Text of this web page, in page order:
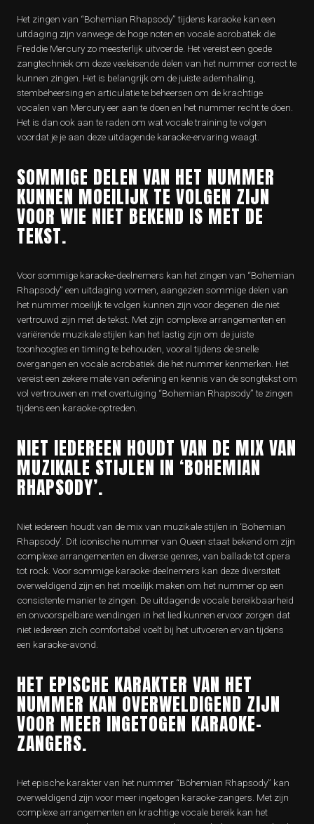
Het zingen van “Bohemian Rhapsody” tijdens karaoke kan een
uitdaging zijn vanwege de hoge noten en vocale acrobatiek die
Freddie Mercury zo meesterlijk uitvoerde. Het vereist een goede
zangtechniek om deze veeleisende delen van het nummer correct te
kunnen zingen. Het is belangrijk om de juiste ademhaling,
stembeheersing en articulatie te beheersen om de krachtige
vocalen van Mercury eer aan te doen en het nummer recht te doen.
Het is dan ook aan te raden om wat vocale training te volgen
voordat je je aan deze uitdagende karaoke-ervaring waagt.
SOMMIGE DELEN VAN HET NUMMER
KUNNEN MOEILIJK TE VOLGEN ZIJN
VOOR WIE NIET BEKEND IS MET DE
TEKST.
Voor sommige karaoke-deelnemers kan het zingen van “Bohemian
Rhapsody” een uitdaging vormen, aangezien sommige delen van
het nummer moeilijk te volgen kunnen zijn voor degenen die niet
vertrouwd zijn met de tekst. Met zijn complexe arrangementen en
variërende muzikale stijlen kan het lastig zijn om de juiste
toonhoogtes en timing te behouden, vooral tijdens de snelle
overgangen en vocale acrobatiek die het nummer kenmerken. Het
vereist een zekere mate van oefening en kennis van de songtekst om
vol vertrouwen en met overtuiging “Bohemian Rhapsody” te zingen
tijdens een karaoke-optreden.
NIET IEDEREEN HOUDT VAN DE MIX VAN
MUZIKALE STIJLEN IN ‘BOHEMIAN
RHAPSODY’.
Niet iedereen houdt van de mix van muzikale stijlen in ‘Bohemian
Rhapsody’. Dit iconische nummer van Queen staat bekend om zijn
complexe arrangementen en diverse genres, van ballade tot opera
tot rock. Voor sommige karaoke-deelnemers kan deze diversiteit
overweldigend zijn en het moeilijk maken om het nummer op een
consistente manier te zingen. De uitdagende vocale bereikbaarheid
en onvoorspelbare wendingen in het lied kunnen ervoor zorgen dat
niet iedereen zich comfortabel voelt bij het uitvoeren ervan tijdens
een karaoke-avond.
HET EPISCHE KARAKTER VAN HET
NUMMER KAN OVERWELDIGEND ZIJN
VOOR MEER INGETOGEN KARAOKE-
ZANGERS.
Het epische karakter van het nummer “Bohemian Rhapsody” kan
overweldigend zijn voor meer ingetogen karaoke-zangers. Met zijn
complexe arrangementen en krachtige vocale bereik kan het